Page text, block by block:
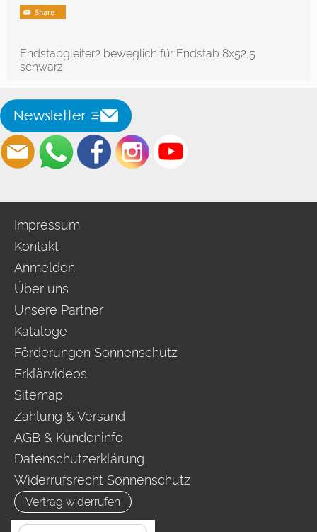
Endstabgleiter2 beweglich für Endstab 8x52,5
schwarz
Impressum
Kontakt
Anmelden
Über uns
Unsere Partner
Kataloge
Förderungen Sonnenschutz
Erklärvideos
Sitemap
Zahlung & Versand
AGB & Kundeninfo
Datenschutzerklärung
Widerrufsrecht Sonnenschutz
Vertrag widerrufen